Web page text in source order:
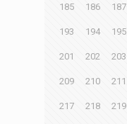
185 186 187
193 194 195
201 202 203
209 210 211
217 218 219